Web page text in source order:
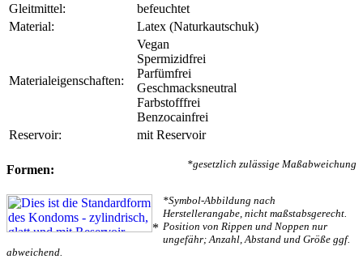
Gleitmittel:
befeuchtet
Material:
Latex (Naturkautschuk)
Materialeigenschaften:
Vegan
Spermizidfrei
Parfümfrei
Geschmacksneutral
Farbstofffrei
Benzocainfrei
Reservoir:
mit Reservoir
*gesetzlich zulässige Maßabweichung
Formen:
*
*Symbol-Abbildung nach
Herstellerangabe, nicht maßstabsgerecht.
Position von Rippen und Noppen nur
ungefähr; Anzahl, Abstand und Größe ggf.
abweichend.